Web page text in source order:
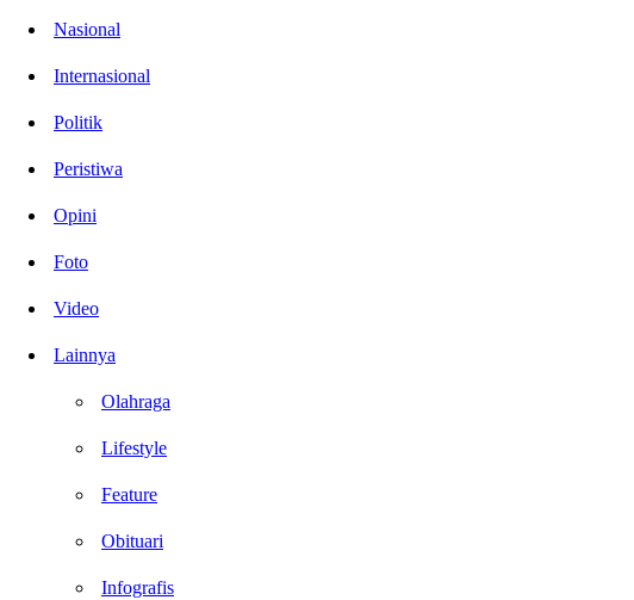
Nasional
Internasional
Politik
Peristiwa
Opini
Foto
Video
Lainnya
Olahraga
Lifestyle
Feature
Obituari
Infografis